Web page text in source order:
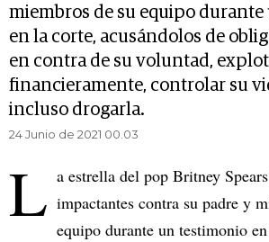
miembros de su equipo
en la corte, acusándolos de
en contra de su voluntad,
financieramente, controlar su
incluso drogarla.
24 Junio de 2021 00.03
L a estrella del pop Britney
impactantes contra su padre y
equipo durante un testimonio